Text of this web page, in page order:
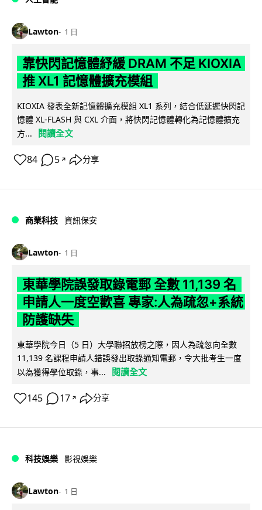
Lawton 1 日
靠快閃記憶體紓緩 DRAM 不足 KIOXIA
推 XL1 記憶體擴充模組
KIOXIA 發表全新記憶體擴充模組 XL1 系列，結合低延遲快閃記
憶體 XL-FLASH 與 CXL 介面，將快閃記憶體轉化為記憶體擴充
方...
閱讀全文
84 5 ↗ 分享
商業科技 資訊保安
Lawton 1 日
東華學院誤發取錄電郵 全數 11,139 名
申請人一度空歡喜 專家:人為疏忽+系統
防護缺失
東華學院今日（5 日）大學聯招放榜之際，因人為疏忽向全數
11,139 名課程申請人錯誤發出取錄通知電郵，令大批考生一度
以為獲得學位取錄，事...
閱讀全文
145 17 ↗ 分享
科技娛樂 影視娛樂
Lawton 1 日